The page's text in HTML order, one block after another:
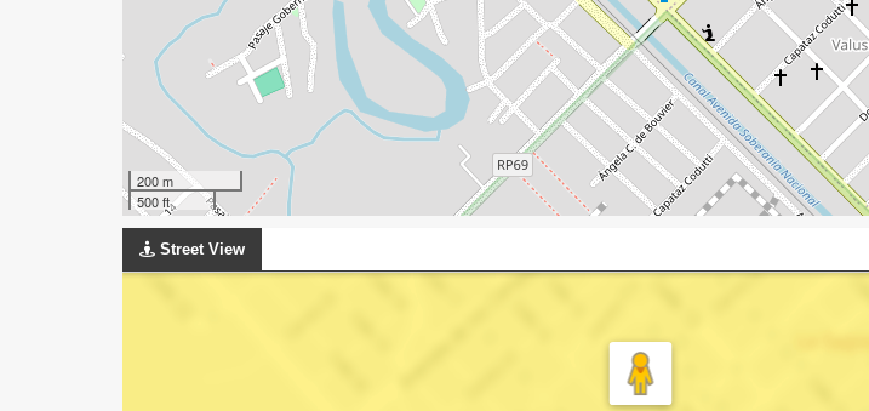
200 m
500 ft
Street View